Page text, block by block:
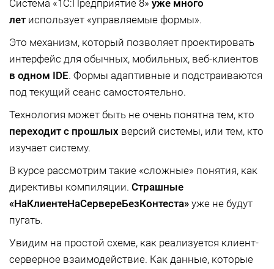
Система «1С:Предприятие 8» уже много
летиспользует «управляемые формы».
Это механизм, который позволяет проектировать
интерфейс для обычных, мобильных, веб-клиентов
в одном IDE. Формы адаптивные и подстраиваются
под текущий сеанс самостоятельно.
Технология может быть не очень понятна тем, кто
переходит с прошлых версий системы, или тем, кто
изучает систему.
В курсе рассмотрим такие «сложные» понятия, как
директивы компиляции. Страшные
«НаКлиентеНаСервереБезКонтеста» уже не будут
пугать.
Увидим на простой схеме, как реализуется клиент-
серверное взаимодействие. Как данные, которые